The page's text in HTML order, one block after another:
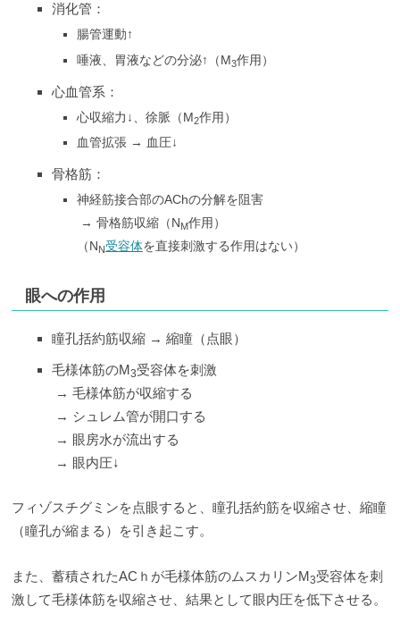
消化管：
腸管運動↑
唾液、胃液などの分泌↑（M3作用）
心血管系：
心収縮力↓、徐脈（M2作用）
血管拡張 → 血圧↓
骨格筋：
神経筋接合部のAChの分解を阻害
→ 骨格筋収縮（N M作用）
（N N受容体を直接刺激する作用はない）
眼への作用
瞳孔括約筋収縮 → 縮瞳（点眼）
毛様体筋のM3受容体を刺激
→ 毛様体筋が収縮する
→ シュレム管が開口する
→ 眼房水が流出する
→ 眼内圧↓
フィゾスチグミンを点眼すると、瞳孔括約筋を収縮させ、縮瞳
（瞳孔が縮まる）を引き起こす。
また、蓄積されたACｈが毛様体筋のムスカリンM3受容体を刺
激して毛様体筋を収縮させ、結果として眼内圧を低下させる。